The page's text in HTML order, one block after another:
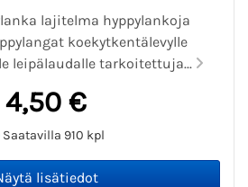
lajitelma hyppylankoja
koekytkentälevylle
leipälaudalle tarkoitettuja...
4,50 €
Saatavilla 910 kpl